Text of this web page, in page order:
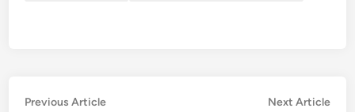
Post
Previous ArticlePrevious
Next Article